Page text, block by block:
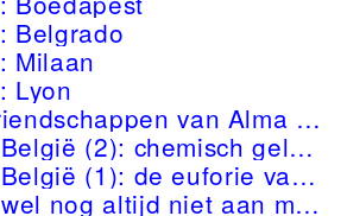
Belgrado
Milaan
Lyon
De vrouwenvriendschappen van Alma Mathijsen
30 jaar xtc in België (2): chemisch geluk voor iedereen!
30 jaar xtc in België (1): de euforie van de jaren 90
‘Ik kan de gruwel nog altijd niet aan mijn vader linken’